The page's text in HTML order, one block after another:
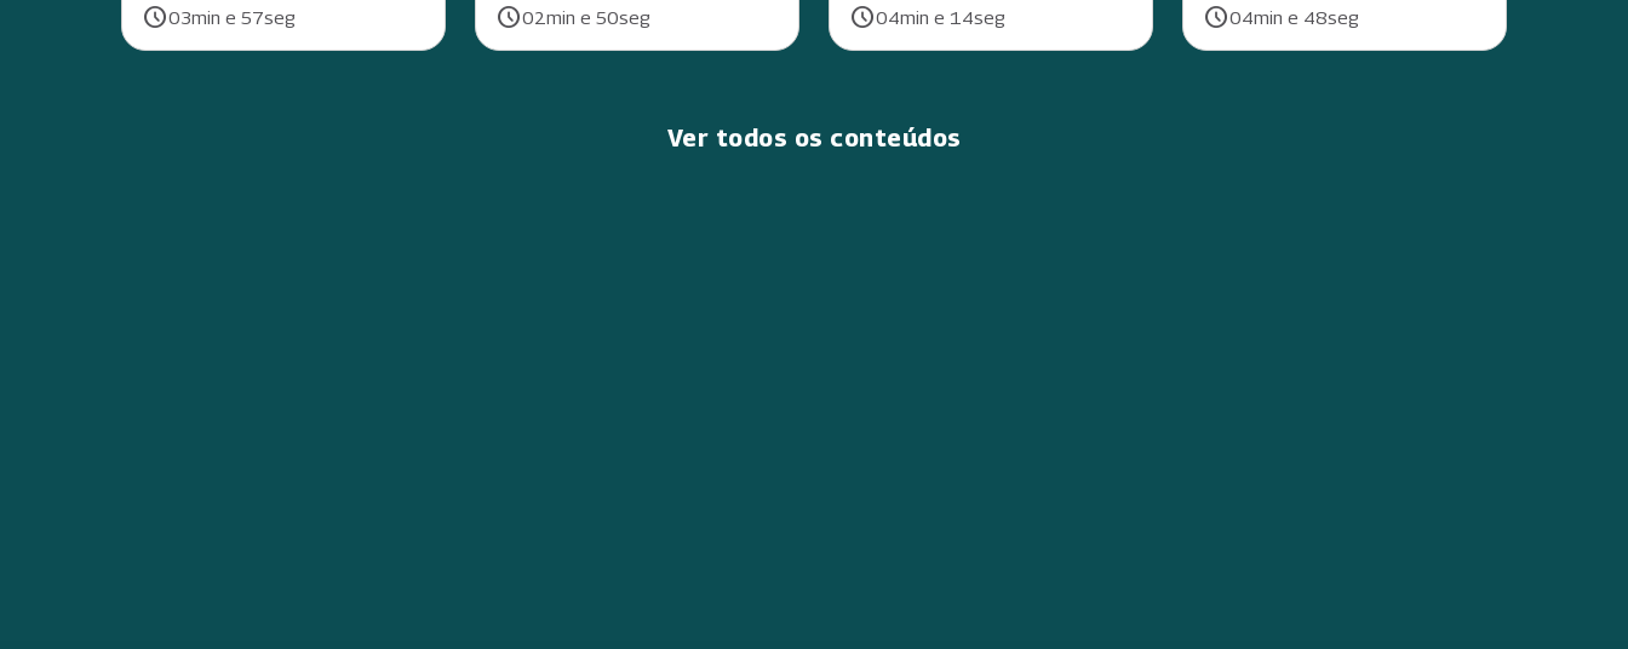
Duração:
schedule03min e 57seg Duração:
schedule02min e 50seg Duração:
schedule04min e 14seg Duração:
schedule04min e 48seg
Ver todos os conteúdos